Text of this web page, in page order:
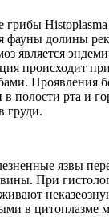
Histoplasma
фауны долины
является
происходит
Проявления
полости рта и
груди.
язвы
При
в цитоплазме